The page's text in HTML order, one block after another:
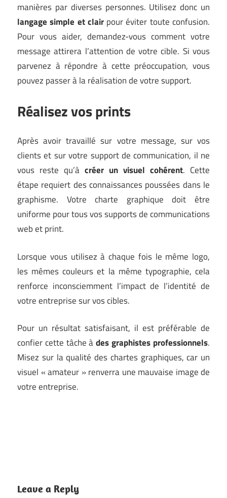
manières par diverses personnes. Utilisez donc un
langage simple et clair pour éviter toute confusion.
Pour vous aider, demandez-vous comment votre
message attirera l’attention de votre cible. Si vous
parvenez à répondre à cette préoccupation, vous
pouvez passer à la réalisation de votre support.
Réalisez vos prints
Après avoir travaillé sur votre message, sur vos
clients et sur votre support de communication, il ne
vous reste qu’à créer un visuel cohérent. Cette
étape requiert des connaissances poussées dans le
graphisme. Votre charte graphique doit être
uniforme pour tous vos supports de communications
web et print.
Lorsque vous utilisez à chaque fois le même logo,
les mêmes couleurs et la même typographie, cela
renforce inconsciemment l’impact de l’identité de
votre entreprise sur vos cibles.
Pour un résultat satisfaisant, il est préférable de
confier cette tâche àdes graphistes professionnels.
Misez sur la qualité des chartes graphiques, car un
visuel « amateur » renverra une mauvaise image de
votre entreprise.
Leave a Reply